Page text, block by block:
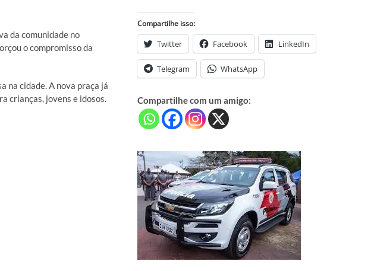
da comunidade no
o compromisso da
na cidade. A nova praça já
crianças, jovens e idosos.
Compartilhe isso:
Twitter Facebook LinkedIn
Telegram WhatsApp
Compartilhe com um amigo: